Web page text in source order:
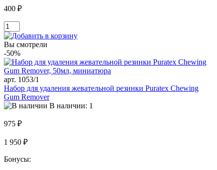
400 ₽
Вы смотрели
-50%
арт. 1053/1
Набор для удаления жевательной резинки Puratex Chewing
Gum Remover
В наличии: 1
975 ₽
1 950 ₽
Бонусы: